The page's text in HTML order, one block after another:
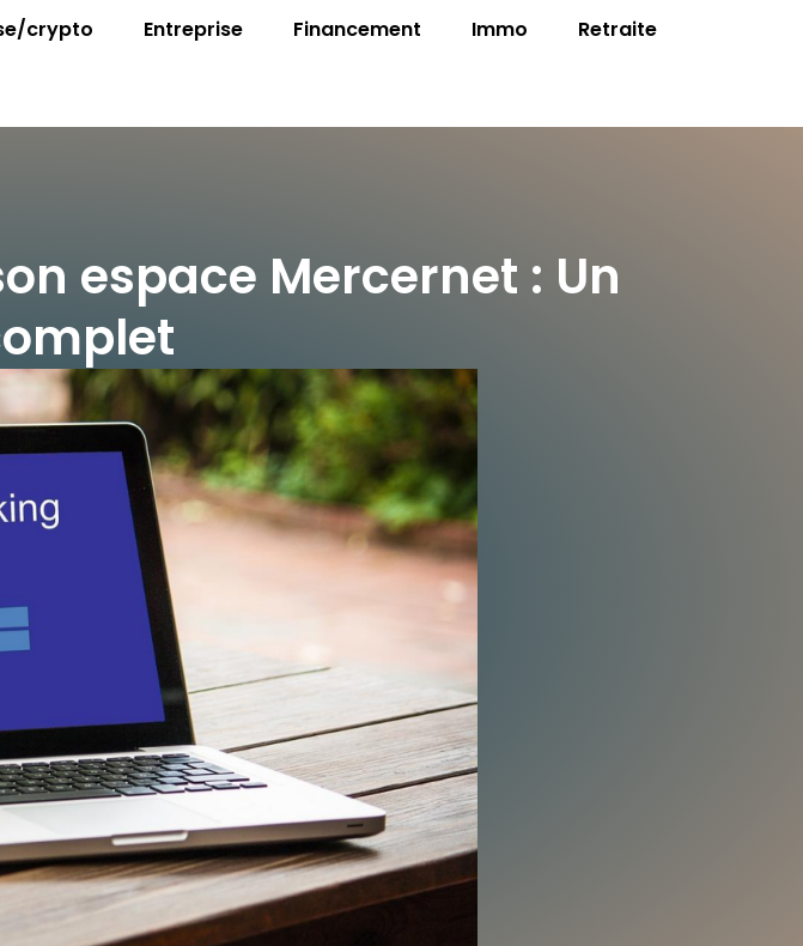
crypto Entreprise Financement Immo Retraite
espace Mercernet : Un